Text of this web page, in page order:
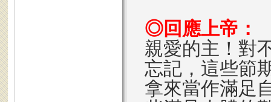
◎回應上帝：
親愛的主！對
忘記，這些節
拿來當作滿足